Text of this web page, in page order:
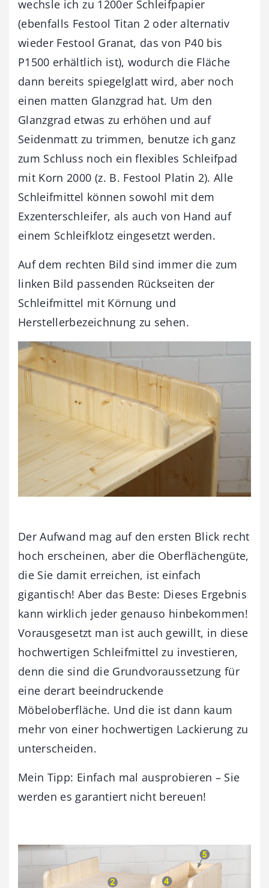
wechsle ich zu 1200er Schleifpapier
(ebenfalls Festool Titan 2 oder alternativ
wieder Festool Granat, das von P40 bis
P1500 erhältlich ist), wodurch die Fläche
dann bereits spiegelglatt wird, aber noch
einen matten Glanzgrad hat. Um den
Glanzgrad etwas zu erhöhen und auf
Seidenmatt zu trimmen, benutze ich ganz
zum Schluss noch ein flexibles Schleifpad
mit Korn 2000 (z. B. Festool Platin 2). Alle
Schleifmittel können sowohl mit dem
Exzenterschleifer, als auch von Hand auf
einem Schleifklotz eingesetzt werden.
Auf dem rechten Bild sind immer die zum
linken Bild passenden Rückseiten der
Schleifmittel mit Körnung und
Herstellerbezeichnung zu sehen.
Der Aufwand mag auf den ersten Blick recht
hoch erscheinen, aber die Oberflächengüte,
die Sie damit erreichen, ist einfach
gigantisch! Aber das Beste: Dieses Ergebnis
kann wirklich jeder genauso hinbekommen!
Vorausgesetzt man ist auch gewillt, in diese
hochwertigen Schleifmittel zu investieren,
denn die sind die Grundvoraussetzung für
eine derart beeindruckende
Möbeloberfläche. Und die ist dann kaum
mehr von einer hochwertigen Lackierung zu
unterscheiden.
Mein Tipp: Einfach mal ausprobieren – Sie
werden es garantiert nicht bereuen!